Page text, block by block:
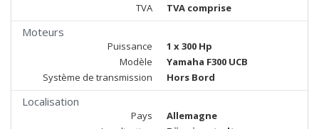
TVA
TVA comprise
Moteurs
Puissance
1 x 300 Hp
Modèle
Yamaha F300 UCB
Système de transmission
Hors Bord
Localisation
Pays
Allemagne